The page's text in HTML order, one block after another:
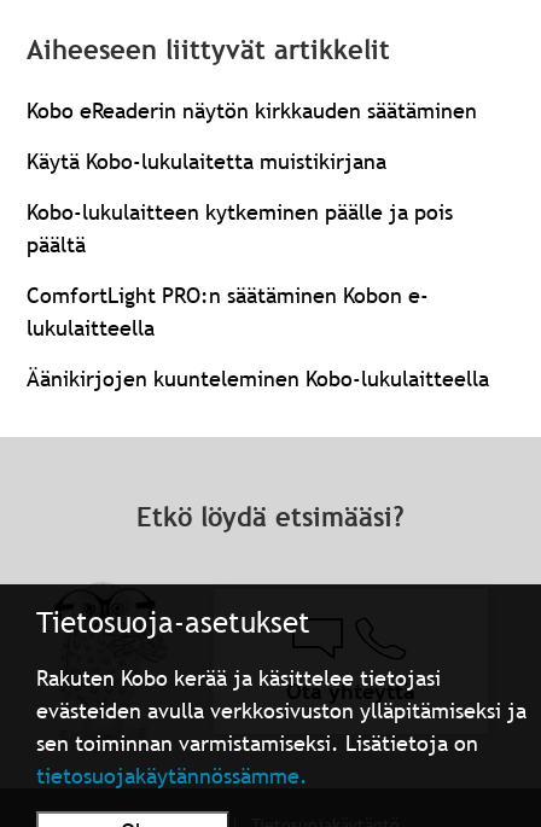
Tietosuoja-asetukset
Rakuten Kobo kerää ja käsittelee tietojasi
evästeiden avulla verkkosivuston ylläpitämiseksi ja
sen toiminnan varmistamiseksi. Lisätietoja on
tietosuojakäytännössämme.
Aiheeseen liittyvät artikkelit
Kobo eReaderin näytön kirkkauden säätäminen
Käytä Kobo-lukulaitetta muistikirjana
Kobo-lukulaitteen kytkeminen päälle ja pois
päältä
ComfortLight PRO:n säätäminen Kobon e-
lukulaitteella
Äänikirjojen kuunteleminen Kobo-lukulaitteella
Etkö löydä etsimääsi?
Ota yhteyttä